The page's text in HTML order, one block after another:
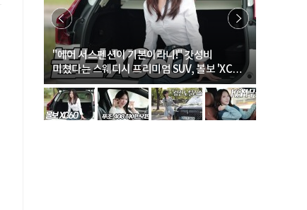
"에어 서스펜션이 기본이라니!" 갓성비
미쳤다는 스웨디시 프리미엄 SUV, 볼보 'XC60
B5 울트라'